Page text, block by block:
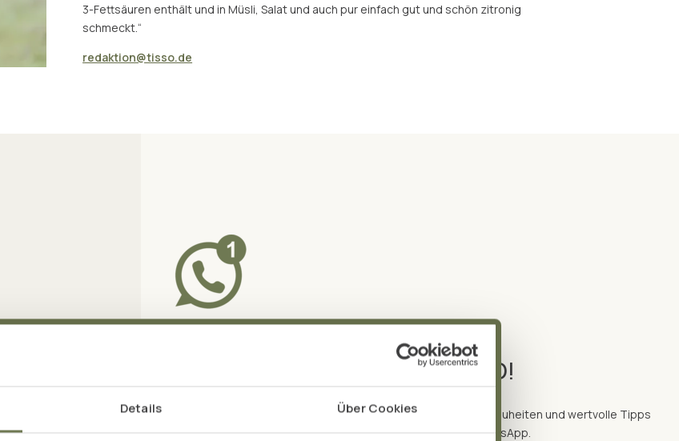
Details Über Cookies
3-Fettsäuren enthält und in Müsli, Salat und auch pur einfach gut und schön zitronig
schmeckt.“
redaktion@tisso.de
Aktionen und
Dein exklusiver Draht zu TISSO!
Erhalte Infos über attraktive Angebote, spannende Produktneuheiten und wertvolle Tipps
rund um natürliche Gesundheit – direkt und bequem per WhatsApp.